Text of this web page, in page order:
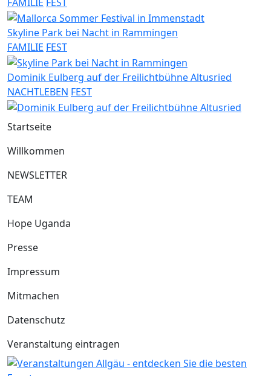
Skyline Park bei Nacht in Rammingen
FAMILIE FEST
Dominik Eulberg auf der Freilichtbühne Altusried
NACHTLEBEN FEST
Startseite
Willkommen
NEWSLETTER
TEAM
Hope Uganda
Presse
Impressum
Mitmachen
Datenschutz
Veranstaltung eintragen